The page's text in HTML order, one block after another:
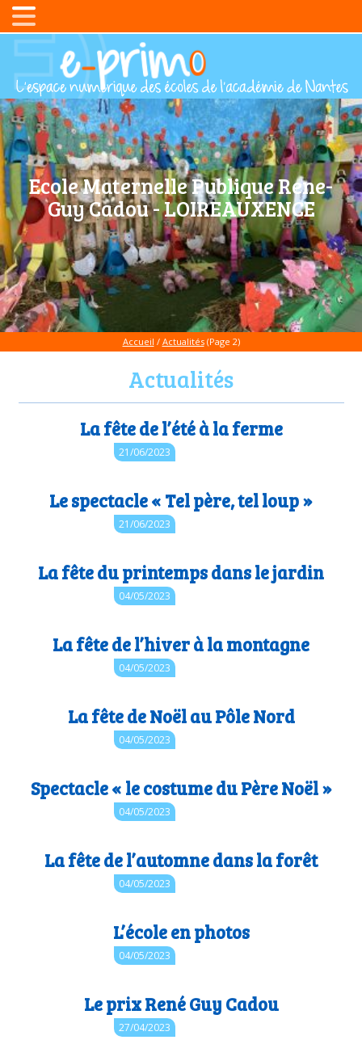
Ecole Maternelle Publique Rene-
Guy Cadou - LOIREAUXENCE
Accueil / Actualités(Page 2)
Actualités
La fête de l’été à la ferme
21/06/2023
Le spectacle « Tel père, tel loup »
21/06/2023
La fête du printemps dans le jardin
04/05/2023
La fête de l’hiver à la montagne
04/05/2023
La fête de Noël au Pôle Nord
04/05/2023
Spectacle « le costume du Père Noël »
04/05/2023
La fête de l’automne dans la forêt
04/05/2023
L’école en photos
04/05/2023
Le prix René Guy Cadou
27/04/2023